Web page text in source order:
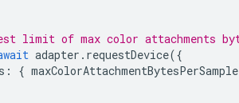
limit of max color attachments
adapter . requestDevice({
: { maxColorAttachmentBytesPerSample